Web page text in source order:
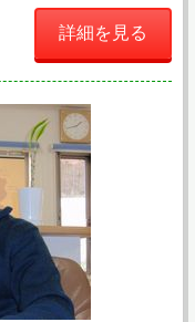
詳細を見る